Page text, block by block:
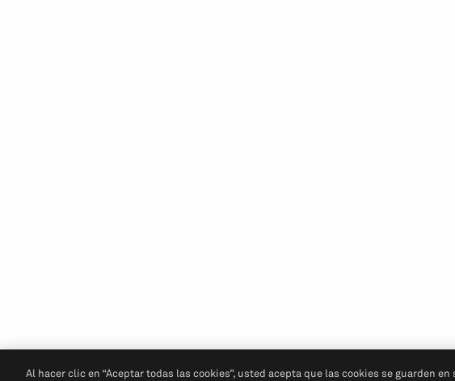
Al hacer clic en “Aceptar todas las cookies”, usted acepta que las cookies se guarden